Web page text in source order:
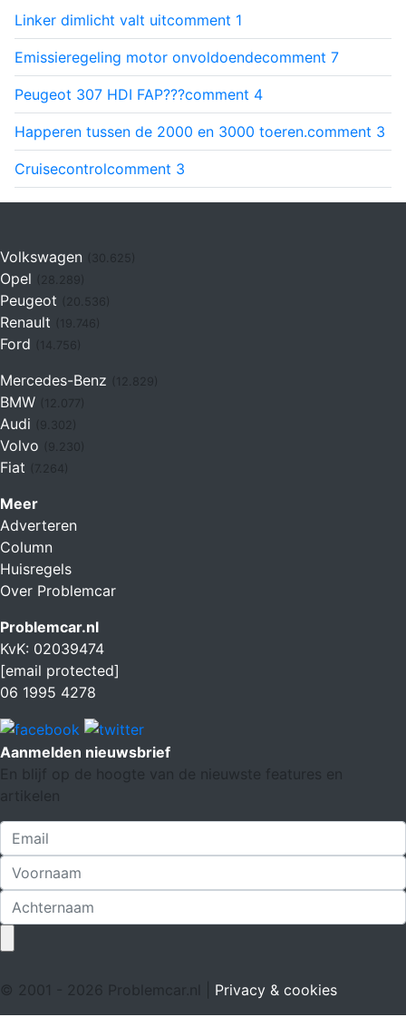
Linker dimlicht valt uitcomment 1
Emissieregeling motor onvoldoendecomment 7
Peugeot 307 HDI FAP???comment 4
Happeren tussen de 2000 en 3000 toeren.comment 3
Cruisecontrolcomment 3
Volkswagen (30.625)
Opel
Peugeot (20.536)
Renault (19.746)
Ford (14.756)
Mercedes-Benz
BMW
Audi
Volvo
Fiat (7.264)
Meer
Adverteren
Column
Huisregels
Over Problemcar
Problemcar.nl
KvK: 02039474
[email protected]
06 1995 4278
Aanmelden nieuwsbrief
En blijf op de hoogte van de nieuwste features en
artikelen
© 2001 - 2026 Problemcar.nl | Privacy & cookies